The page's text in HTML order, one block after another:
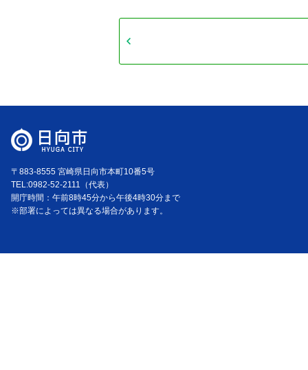
〒883-8555 宮崎県日向市本町10番5号
TEL:0982-52-2111（代表）
開庁時間：午前8時45分から午後4時30分まで
※部署によっては異なる場合があります。